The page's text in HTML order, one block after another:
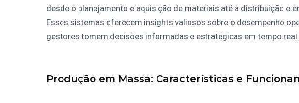
desde o planejamento e aquisição de materiais até a distribuição e
Esses sistemas oferecem insights valiosos sobre o desempenho
gestores tomem decisões informadas e estratégicas em tempo real.
Produção em Massa: Características e